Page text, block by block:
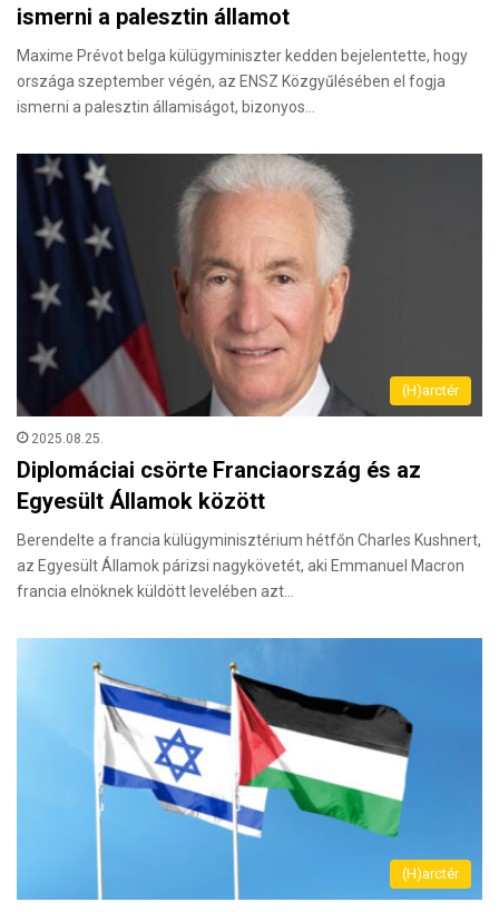
ismerni a palesztin államot
Maxime Prévot belga külügyminiszter kedden bejelentette, hogy
országa szeptember végén, az ENSZ Közgyűlésében el fogja
ismerni a palesztin államiságot, bizonyos…
(H)arctér
2025.08.25.
Diplomáciai csörte Franciaország és az
Egyesült Államok között
Berendelte a francia külügyminisztérium hétfőn Charles Kushnert,
az Egyesült Államok párizsi nagykövetét, aki Emmanuel Macron
francia elnöknek küldött levelében azt…
(H)arctér